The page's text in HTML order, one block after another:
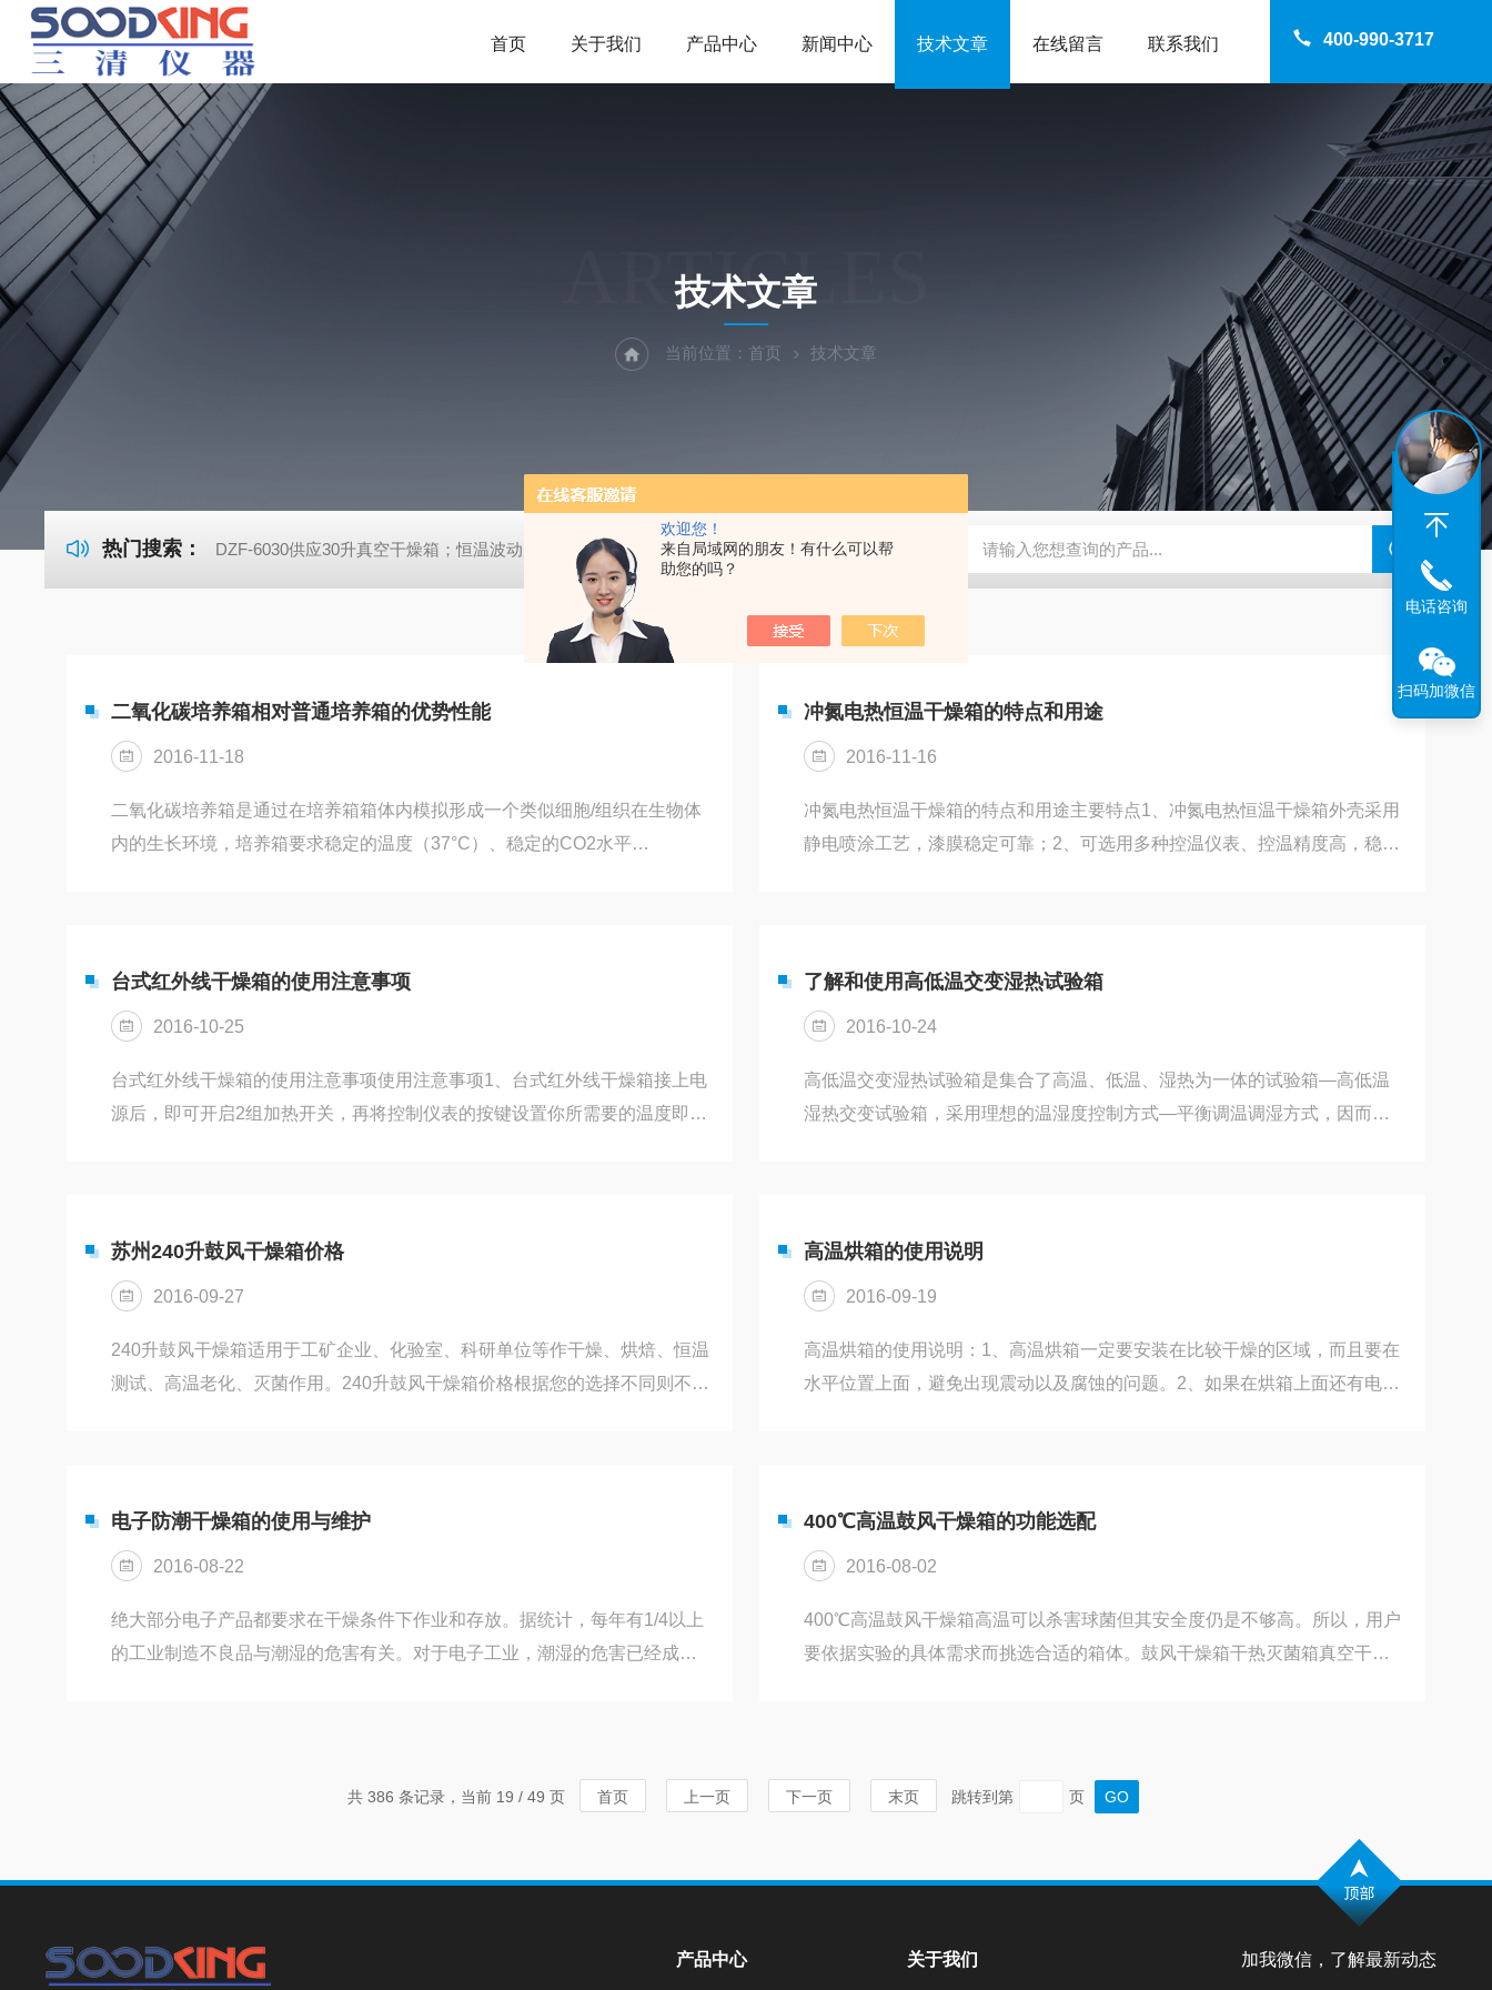
欢迎您！
来自局域网的朋友！有什么可以帮
助您的吗？
400-990-3717
首页 关于我们 产品中心 新闻中心 技术文章 在线留言 联系我们
ARTICLES
技术文章
当前位置： 首页 技术文章
热门搜索： DZF-6030供应30升真空干燥箱；恒温波动度:±0.5℃ DHG-9140B（140升）电热恒温鼓风干燥箱，不锈钢干燥箱，烘箱控温范围300℃ DHG-9070B（70
二氧化碳培养箱相对普通培养箱的优势性能
2016-11-18
二氧化碳培养箱是通过在培养箱箱体内模拟形成一个类似细胞/组织在生物体
内的生长环境，培养箱要求稳定的温度（37°C）、稳定的CO2水平
织等的培养成功率、效率都得到改善。相对于普通培养箱，二氧化碳培养箱
具有不可替代优势性能。为什么大多数细胞培养需要用二氧化碳培养箱？用
普通培养箱...
冲氮电热恒温干燥箱的特点和用途
2016-11-16
冲氮电热恒温干燥箱的特点和用途主要特点1、冲氮电热恒温干燥箱外壳采用
静电喷涂工艺，漆膜稳定可靠；2、可选用多种控温仪表、控温精度高，稳定
台式红外线干燥箱的使用注意事项
2016-10-25
台式红外线干燥箱的使用注意事项使用注意事项1、台式红外线干燥箱接上电
源后，即可开启2组加热开关，再将控制仪表的按键设置你所需要的温度即
控温，不用人工管理。3、恒温时可关闭一组加热开关，只留一组电热器工
作，以免功率过大，影响恒温的灵敏度。4、该箱应放在室内水平处。5、应
在供电线路中...
了解和使用高低温交变湿热试验箱
2016-10-24
高低温交变湿热试验箱是集合了高温、低温、湿热为一体的试验箱—高低温
湿热交变试验箱，采用理想的温湿度控制方式—平衡调温调湿方式，因而可
层真空镀膜视窗和飞利浦节能荧光灯，无须雨刷除雾，保持恒温恒湿机内清
晰的观测效果，可随时观察恒温恒湿机内试品的状况。3、加湿系统管路与控
制电路分离...
苏州240升鼓风干燥箱价格
2016-09-27
240升鼓风干燥箱适用于工矿企业、化验室、科研单位等作干燥、烘焙、恒温
测试、高温老化、灭菌作用。240升鼓风干燥箱价格根据您的选择不同则不
业仪器设备的专业供应商。240升鼓风干燥箱价格箱体结构：1、由箱体、加
热系统、电气控制系统、送风系统、保护系统等组成。箱体采用先进设备制
作、业内工...
高温烘箱的使用说明
2016-09-19
高温烘箱的使用说明：1、高温烘箱一定要安装在比较干燥的区域，而且要在
水平位置上面，避免出现震动以及腐蚀的问题。2、如果在烘箱上面还有电接
后，把钢帽上面的螺丝进行紧固，是温度更加的恒定。不过一定要注意的
是，在调节的时候不要让指示铁超出了刻度尺范围。3、在用电的时候一定要
注意安全事项，设...
电子防潮干燥箱的使用与维护
2016-08-22
绝大部分电子产品都要求在干燥条件下作业和存放。据统计，每年有1/4以上
的工业制造不良品与潮湿的危害有关。对于电子工业，潮湿的危害已经成为
源指示灯一直亮;当湿度下降到设定值时，电源指示灯灭，电源自动切断。
400℃高温鼓风干燥箱的功能选配
2016-08-02
400℃高温鼓风干燥箱高温可以杀害球菌但其安全度仍是不够高。所以，用户
要依据实验的具体需求而挑选合适的箱体。鼓风干燥箱干热灭菌箱真空干燥
可靠性理想干燥设备，于电子、变压器、电镀、标牌、电力电容器、化工，
也适用于其它产品的干燥烘焙行业。400℃高温鼓风干燥箱具有*设计的水平
共 386 条记录，当前 19 / 49 页 首页 上一页 下一页 末页 跳转到第 页
加我微信，了解最新动态
产品中心 关于我们
电话咨询
扫码加微信